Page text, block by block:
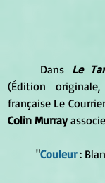
	Dans
Le
(Édition
française Le
Colin Murray
	"
Couleur :